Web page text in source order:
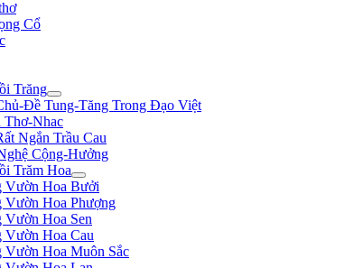
Cổ
Trăng
Đề Tung-Tăng Trong Đạo Việt
Thơ-Nhac
Ngắn Trầu Cau
Cộng-Hưởng
Trăm Hoa
Vườn Hoa Bưởi
Vườn Hoa Phượng
Vườn Hoa Sen
Vườn Hoa Cau
Vườn Hoa Muôn Sắc